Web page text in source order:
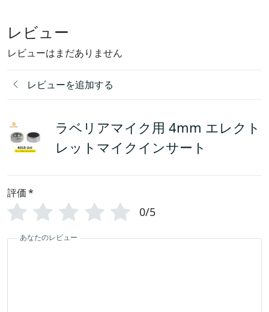
レビュー
レビューはまだありません
レビューを追加する
ラベリアマイク用 4mm エレクト
レットマイクインサート
評価*
0/5
あなたのレビュー